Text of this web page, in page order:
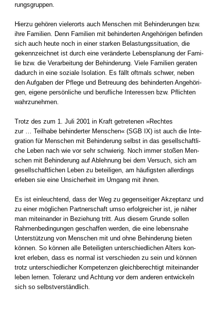
rungs­grup­pen.
Hier­zu gehö­ren vie­ler­orts auch Men­schen mit Behin­de­run­gen bzw.
ihre Fami­li­en. Denn Fami­li­en mit behin­der­ten Ange­hö­ri­gen befin­den
sich auch heu­te noch in einer star­ken Belas­tungs­si­tua­ti­on, die
gekenn­zeich­net ist durch eine ver­än­der­te Lebens­pla­nung der Fami­
lie bzw. die Ver­ar­bei­tung der Behin­de­rung. Vie­le Fami­li­en gera­ten
dadurch in eine sozia­le Iso­la­ti­on. Es fällt oft­mals schwer, neben
den Auf­ga­ben der Pfle­ge und Betreu­ung des behin­der­ten Ange­hö­ri­
gen, eige­ne per­sön­li­che und beruf­li­che Inter­es­sen bzw. Pflich­ten
wahr­zu­neh­men.
Trotz des zum 1. Juli 2001 in Kraft getre­te­nen »Rech­tes
zur … Teil­ha­be behin­der­ter Men­schen« (SGB IX) ist auch die Inte­
gra­ti­on für Men­schen mit Behin­de­rung selbst in das gesell­schaft­li­
che Leben nach wie vor sehr schwie­rig. Noch immer sto­ßen Men­
schen mit Behin­de­rung auf Ableh­nung bei dem Ver­such, sich am
gesell­schaft­li­chen Leben zu betei­li­gen, am häu­figs­ten aller­dings
erle­ben sie eine Unsi­cher­heit im Umgang mit ihnen.
Es ist ein­leuch­tend, dass der Weg zu gegen­sei­ti­ger Akzep­tanz und
zu einer mög­li­chen Part­ner­schaft umso erfolg­rei­cher ist, je näher
man mit­ein­an­der in Bezie­hung tritt. Aus die­sem Grun­de sol­len
Rah­men­be­din­gun­gen geschaf­fen wer­den, die eine lebens­na­he
Unter­stüt­zung von Men­schen mit und ohne Behin­de­rung bie­ten
kön­nen. So kön­nen alle Betei­lig­ten unter­schied­li­chen Alters kon­
kret erle­ben, dass es nor­mal ist ver­schie­den zu sein und kön­nen
trotz unter­schied­li­cher Kom­pe­ten­zen gleich­be­rech­tigt mit­ein­an­der
leben ler­nen. Tole­ranz und Ach­tung vor dem ande­ren ent­wi­ckeln
sich so selbst­ver­ständ­lich.